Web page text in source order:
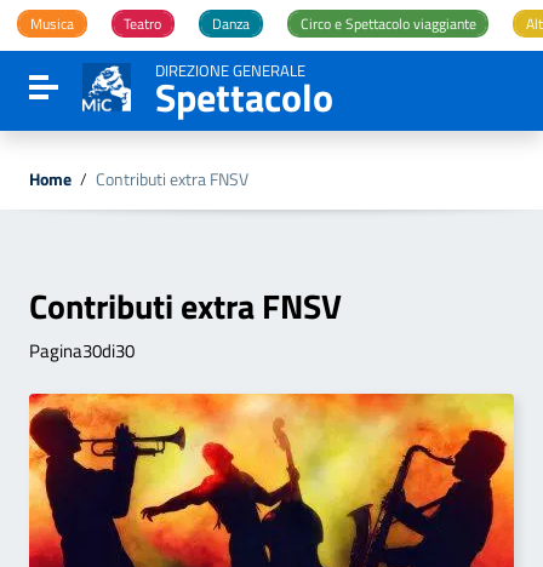
Vai ai contenuti
Vai al menu di navigazione
Vai al footer
Musica Teatro Danza Circo e Spettacolo viaggiante
Attiva / disattiva la navigazione
DIREZIONE GENERALE
Spettacolo
Home / Contributi extra FNSV
Contributi extra FNSV
Pagina30di30